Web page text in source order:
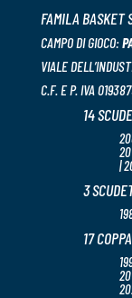
FAMILA BASKET
CAMPO DI GIOCO:
VIALE
C.F. E P. IVA
14
|
3
17